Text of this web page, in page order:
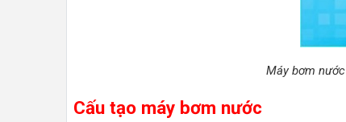
Máy bơm
Cấu tạo máy bơm nước